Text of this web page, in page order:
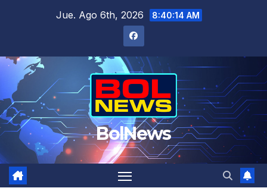
Jue. Ago 6th, 2026 8:40:14 AM
BolNews